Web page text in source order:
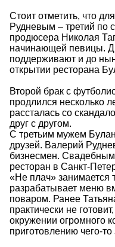
Стоит отметить, что
Рудневым – третий по
продюсера Николая
начинающей певицы.
поддерживают и до
открытии ресторана
Второй брак с
продлился несколько
рассталась со
друг с другом.
С третьим мужем
друзей. Валерий
бизнесмен.
ресторан в Санкт-
«Не плач» занимается
разрабатывает меню
поваром. Ранее
практически не
окружении огромного
приготовлению чего-то